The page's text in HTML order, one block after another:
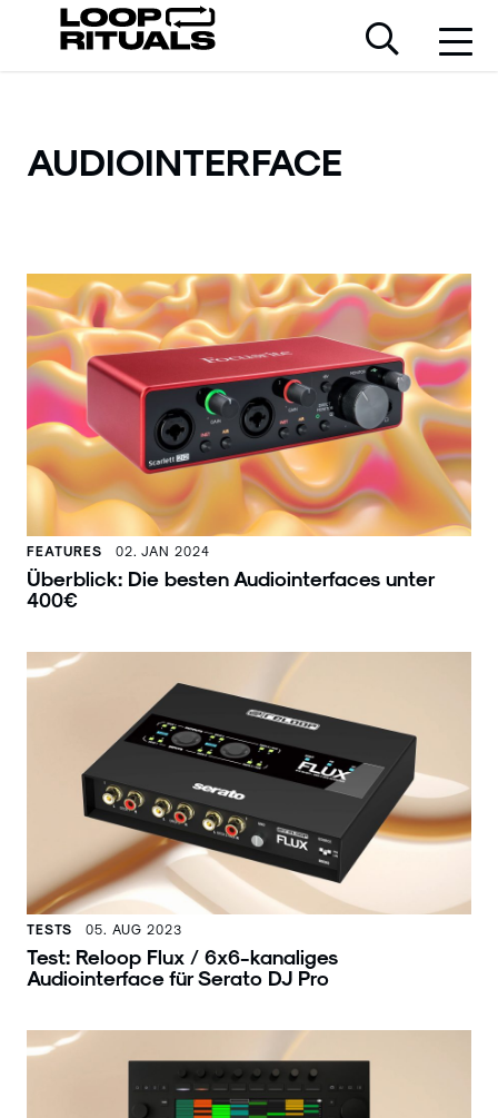
AUDIOINTERFACE
FEATURES 02. JAN 2024
Überblick: Die besten Audiointerfaces unter
400€
TESTS 05. AUG 2023
Test: Reloop Flux / 6x6-kanaliges
Audiointerface für Serato DJ Pro